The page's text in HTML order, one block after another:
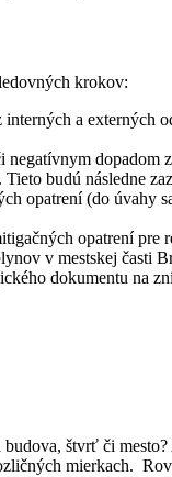
krokov:
a
budú následne
opatrení (do úvahy
opatrení pre
v mestskej časti
dokumentu na
štvrť či
mierkach.